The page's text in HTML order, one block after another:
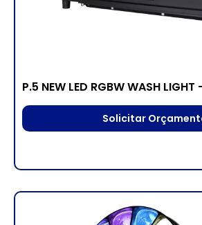
P.5 NEW LED RGBW WASH
Solicitar